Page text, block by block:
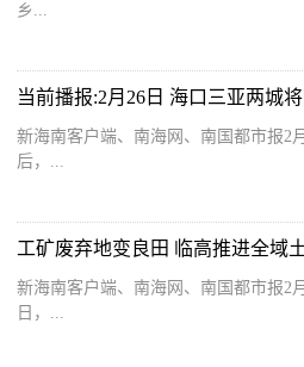
乡...
新海南客户端、南海网、南国都市报2
后，...
工矿废弃地变良田 临高推进全域
新海南客户端、南海网、南国都市报2
日，...